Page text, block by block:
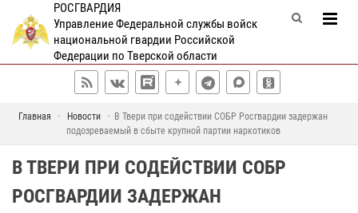
РОСГВАРДИЯ
Управление Федеральной службы войск
национальной гвардии Российской
Федерации по Тверской области
Главная Новости
В Твери при содействии СОБР Росгвардии задержан
подозреваемый в сбыте крупной партии наркотиков
В ТВЕРИ ПРИ СОДЕЙСТВИИ СОБР
РОСГВАРДИИ ЗАДЕРЖАН